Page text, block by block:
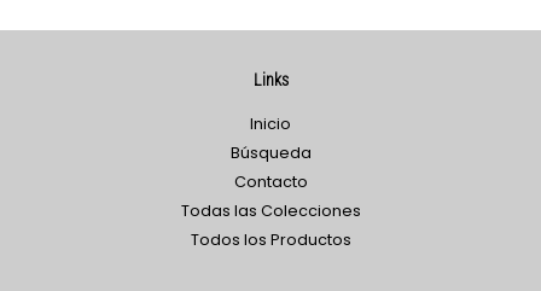
Links
Inicio
Búsqueda
Contacto
Todas las Colecciones
Todos los Productos